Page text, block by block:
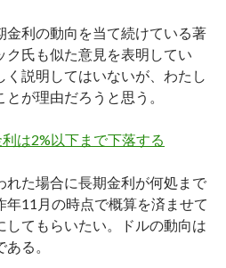
金利の動向を当て続けている著
氏も似た意見を表明してい
く説明してはいないが、わたし
が理由だろうと思う。
は2%以下まで下落する
れた場合に長期金利が何処まで
年11月の時点で概算を済ませて
してもらいたい。ドルの動向は
る。